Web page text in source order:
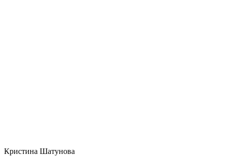
Кристина Шатунова